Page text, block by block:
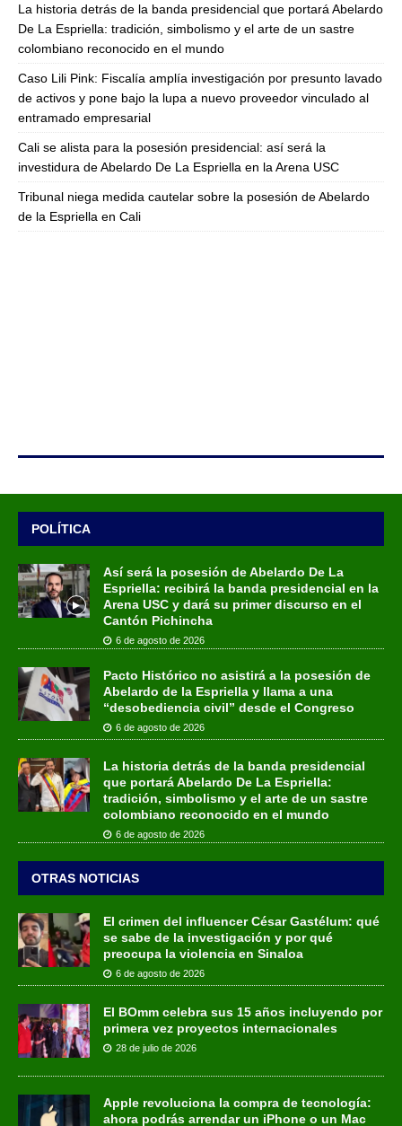
La historia detrás de la banda presidencial que portará Abelardo
De La Espriella: tradición, simbolismo y el arte de un sastre
colombiano reconocido en el mundo
Caso Lili Pink: Fiscalía amplía investigación por presunto lavado
de activos y pone bajo la lupa a nuevo proveedor vinculado al
entramado empresarial
Cali se alista para la posesión presidencial: así será la
investidura de Abelardo De La Espriella en la Arena USC
Tribunal niega medida cautelar sobre la posesión de Abelardo
de la Espriella en Cali
POLÍTICA
Así será la posesión de Abelardo De La
Espriella: recibirá la banda presidencial en la
Arena USC y dará su primer discurso en el
Cantón Pichincha
6 de agosto de 2026
Pacto Histórico no asistirá a la posesión de
Abelardo de la Espriella y llama a una
“desobediencia civil” desde el Congreso
6 de agosto de 2026
La historia detrás de la banda presidencial
que portará Abelardo De La Espriella:
tradición, simbolismo y el arte de un sastre
colombiano reconocido en el mundo
6 de agosto de 2026
OTRAS NOTICIAS
El crimen del influencer César Gastélum: qué
se sabe de la investigación y por qué
preocupa la violencia en Sinaloa
6 de agosto de 2026
El BOmm celebra sus 15 años incluyendo por
primera vez proyectos internacionales
28 de julio de 2026
Apple revoluciona la compra de tecnología:
ahora podrás arrendar un iPhone o un Mac